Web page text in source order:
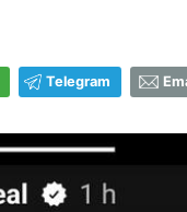
Telegram